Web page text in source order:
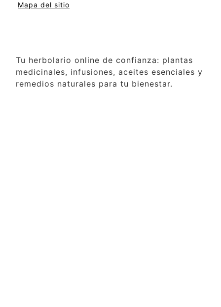
Mapa del sitio
Tu herbolario online de confianza: plantas
medicinales, infusiones, aceites esenciales y
remedios naturales para tu bienestar.